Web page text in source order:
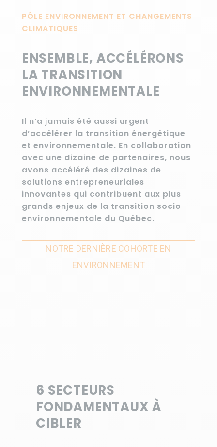
PÔLE ENVIRONNEMENT ET CHANGEMENTS
CLIMATIQUES
ENSEMBLE, ACCÉLÉRONS
LA TRANSITION
ENVIRONNEMENTALE
Il n’a jamais été aussi urgent
d’accélérer la transition énergétique
et environnementale. En collaboration
avec une dizaine de partenaires, nous
avons accéléré des dizaines de
solutions entrepreneuriales
innovantes qui contribuent aux plus
grands enjeux de la transition socio-
environnementale du Québec.
NOTRE DERNIÈRE COHORTE EN
ENVIRONNEMENT
6 SECTEURS
FONDAMENTAUX À
CIBLER